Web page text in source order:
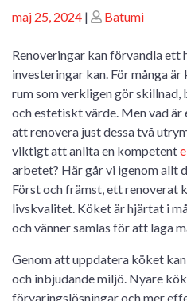
Posted
maj 25, 2024 | Posted
Batumi
Renoveringar kan förvandla ett
investeringar kan. För många
rum som verkligen gör
och estetiskt värde. Men vad
att renovera just dessa två
viktigt att anlita en kompetent
arbetet? Här går vi igenom allt
Först och främst, ett renoverat
livskvalitet. Köket är hjärtat i
och vänner samlas för att laga
Genom att uppdatera köket
och inbjudande miljö. Nyare
förvaringslösningar och mer